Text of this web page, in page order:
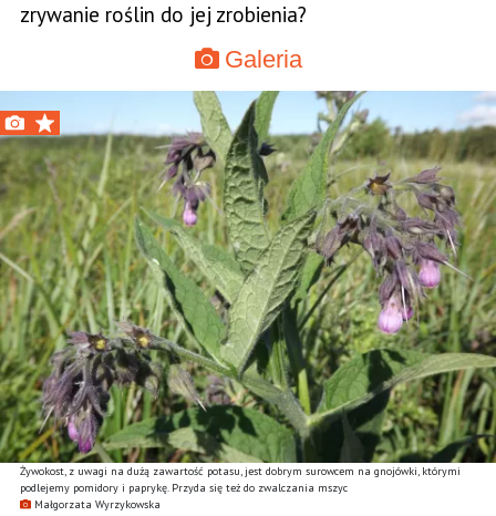
Żywokost, z uwagi na dużą zawartość potasu, jest dobrym surowcem na gnojówki, którymi
podlejemy pomidory i paprykę. Przyda się też do zwalczania mszyc
Małgorzata Wyrzykowska
zrywanie roślin do jej zrobienia?
Galeria